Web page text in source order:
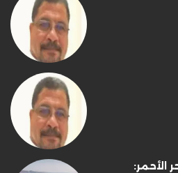
الأحمر: